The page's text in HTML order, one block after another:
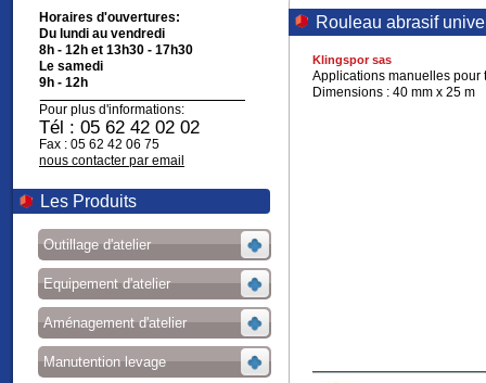
Horaires d'ouvertures:
Du lundi au vendredi
8h - 12h et 13h30 - 17h30
Le samedi
9h - 12h
Pour plus d'informations:
Tél : 05 62 42 02 02
Fax : 05 62 42 06 75
nous contacter par email
Les Produits
Outillage d'atelier
Equipement d'atelier
Aménagement d'atelier
Manutention levage
Rouleau abrasif
Klingspor sas
Applications manuelles pour
Dimensions : 40 mm x 25 m